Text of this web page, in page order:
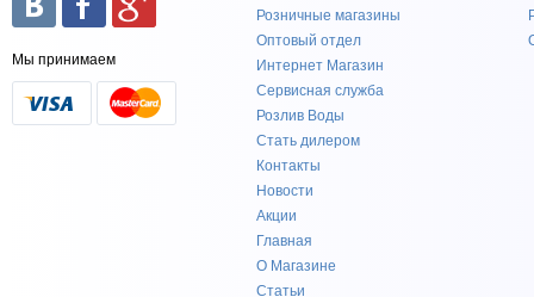
Мы принимаем
Розничные магазины
Оптовый отдел
Интернет Магазин
Сервисная служба
Розлив Воды
Стать дилером
Контакты
Новости
Акции
Главная
О Магазине
Статьи